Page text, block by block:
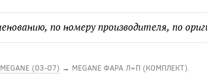
(03-07) → MEGANE ФАРА Л+П (КОМПЛЕКТ).